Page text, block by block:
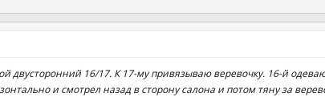
двусторонний 16/17. К 17-му привязываю веревочку. 16-й
и смотрел назад в сторону салона и потом тяну за